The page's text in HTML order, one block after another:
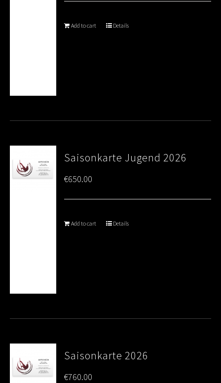
Add to cart Details
Saisonkarte Jugend 2026
€650.00
Add to cart Details
Saisonkarte 2026
€760.00